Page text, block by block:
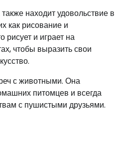
находит удовольствие в
как рисование и
рисует и играет на
чтобы выразить свои
с животными. Она
питомцев и всегда
с пушистыми друзьями.